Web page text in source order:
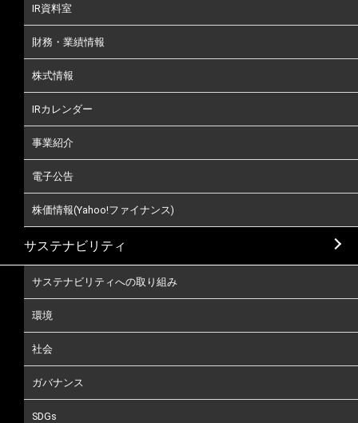
IR資料室
財務・業績情報
株式情報
IRカレンダー
事業紹介
電子公告
株価情報(Yahoo!ファイナンス)
サステナビリティ
サステナビリティへの取り組み
環境
社会
ガバナンス
SDGs